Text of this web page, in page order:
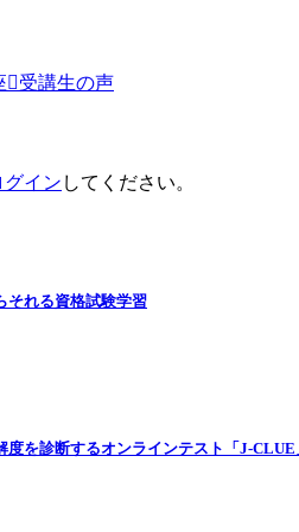
受講生の声
グイン してください。
それる資格試験学習
度を診断するオンラインテスト「J-